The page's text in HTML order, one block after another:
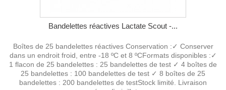
Bandelettes réactives Lactate Scout -...
Boîtes de 25 bandelettes réactives Conservation :✓ Conserver
dans un endroit froid, entre -18 ºC et 8 ºCFormats disponibles :✓
1 flacon de 25 bandelettes : 25 bandelettes de test ✓ 4 boîtes de
25 bandelettes : 100 bandelettes de test ✓ 8 boîtes de 25
bandelettes : 200 bandelettes de testStock limité. Livraison